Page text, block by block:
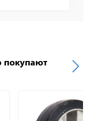
покупают